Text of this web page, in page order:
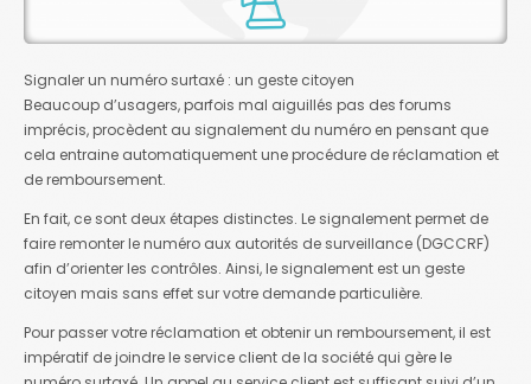
Signaler un numéro surtaxé : un geste citoyen
Beaucoup d’usagers, parfois mal aiguillés pas des forums
imprécis, procèdent au signalement du numéro en pensant que
cela entraine automatiquement une procédure de réclamation et
de remboursement.
En fait, ce sont deux étapes distinctes. Le signalement permet de
faire remonter le numéro aux autorités de surveillance (DGCCRF)
afin d’orienter les contrôles. Ainsi, le signalement est un geste
citoyen mais sans effet sur votre demande particulière.
Pour passer votre réclamation et obtenir un remboursement, il est
impératif de joindre le service client de la société qui gère le